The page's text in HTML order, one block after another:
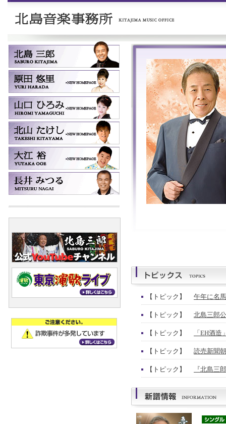
【トピック】 午年に名
【トピック】 北島三郎
【トピック】 「EH酒
【トピック】 読売新聞
【トピック】 『北島三